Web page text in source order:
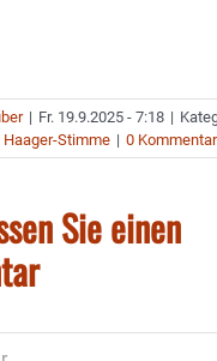
| Fr. 19.9.2025 - 7:18 |
Haager-Stimme | 0
Sie einen